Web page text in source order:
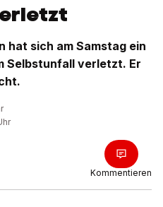
hat sich am Samstag ein
Selbstunfall verletzt. Er
Kommentieren